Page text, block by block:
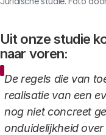
Uit onze studie
naar voren:
De regels die van
realisatie van een
nog niet concreet
onduidelijkheid